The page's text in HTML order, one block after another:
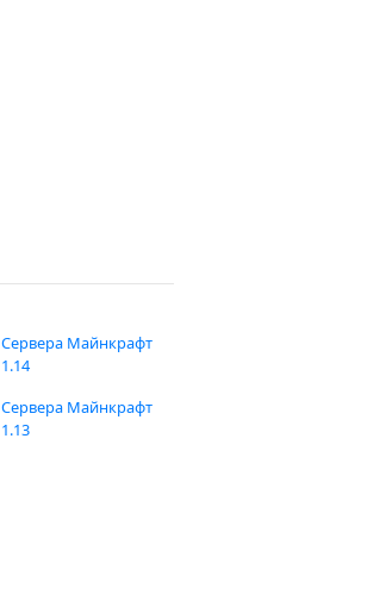
Сервера Майнкрафт
1.14
Сервера Майнкрафт
1.13